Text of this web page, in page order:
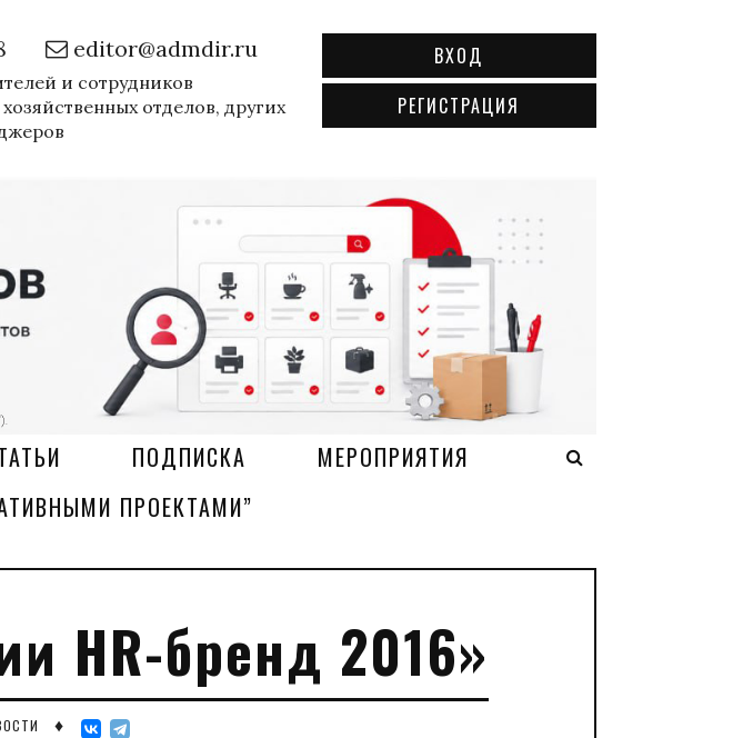
editor@admdir.ru
и сотрудников
отделов, других
ВХОД
РЕГИСТРАЦИЯ
ПОДПИСКА
МЕРОПРИЯТИЯ
ПРОЕКТАМИ”
HR-бренд 2016»
♦